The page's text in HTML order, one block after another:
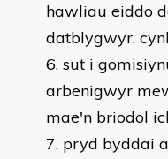
hawliau eiddo
datblygwyr,
sut i
arbenigwyr
mae'n briodol
pryd byddai